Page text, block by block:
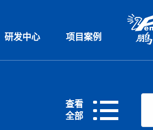
研发中心 项目案例
查看
全部